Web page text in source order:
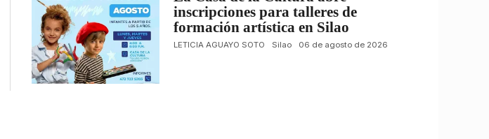
inscripciones para talleres de
formación artística en Silao
LETICIA AGUAYO SOTO Silao 06 de agosto de 2026